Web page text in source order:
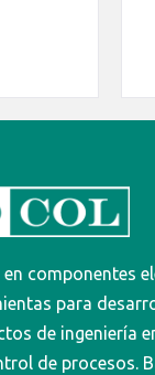
componentes
para
de ingeniería
de procesos.